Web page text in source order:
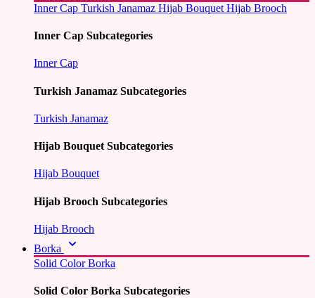
Inner Cap Turkish Janamaz Hijab Bouquet Hijab Brooch
Inner Cap Subcategories
Inner Cap
Turkish Janamaz Subcategories
Turkish Janamaz
Hijab Bouquet Subcategories
Hijab Bouquet
Hijab Brooch Subcategories
Hijab Brooch
Borka
Solid Color Borka
Solid Color Borka Subcategories